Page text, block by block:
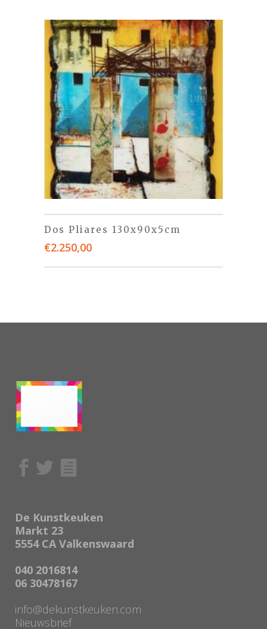
Dos Pliares 130x90x5cm
€2.250,00
De Kunstkeuken
Markt 23
5554 CA Valkenswaard
040 2016814
06 30478167
info@dekunstkeuken.com
Nieuwsbrief